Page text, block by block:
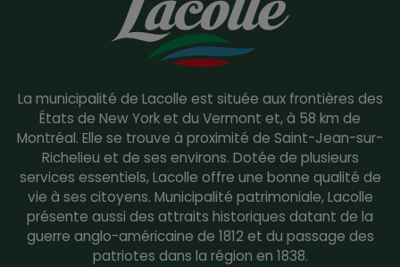
La municipalité de Lacolle est située aux frontières des
États de New York et du Vermont et, à 58 km de
Montréal. Elle se trouve à proximité de Saint-Jean-sur-
Richelieu et de ses environs. Dotée de plusieurs
services essentiels, Lacolle offre une bonne qualité de
vie à ses citoyens. Municipalité patrimoniale, Lacolle
présente aussi des attraits historiques datant de la
guerre anglo-américaine de 1812 et du passage des
patriotes dans la région en 1838.